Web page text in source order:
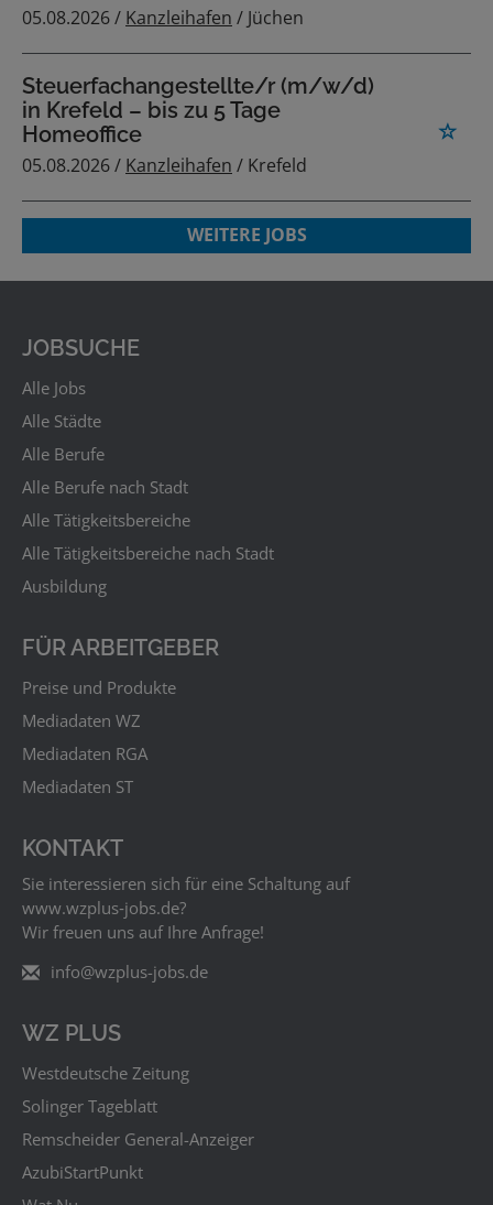
05.08.2026 / Kanzleihafen / Jüchen
Steuerfachangestellte/r (m/w/d)
in Krefeld – bis zu 5 Tage
Homeoffice
05.08.2026 / Kanzleihafen / Krefeld
WEITERE JOBS
JOBSUCHE
Alle Jobs
Alle Städte
Alle Berufe
Alle Berufe nach Stadt
Alle Tätigkeitsbereiche
Alle Tätigkeitsbereiche nach Stadt
Ausbildung
FÜR ARBEITGEBER
Preise und Produkte
Mediadaten WZ
Mediadaten RGA
Mediadaten ST
KONTAKT
Sie interessieren sich für eine Schaltung auf
www.wzplus‑jobs.de?
Wir freuen uns auf Ihre Anfrage!
info@wzplus-jobs.de
WZ PLUS
Westdeutsche Zeitung
Solinger Tageblatt
Remscheider General-Anzeiger
AzubiStartPunkt